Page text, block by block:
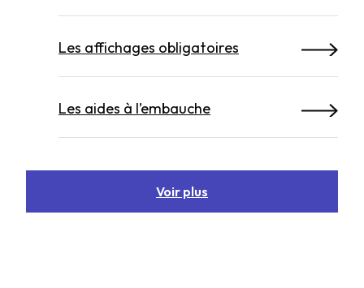
Les affichages obligatoires
Les aides à l’embauche
Voir plus